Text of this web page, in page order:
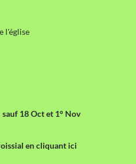
l'église
sauf 18 Oct et 1° Nov
en cliquant ici